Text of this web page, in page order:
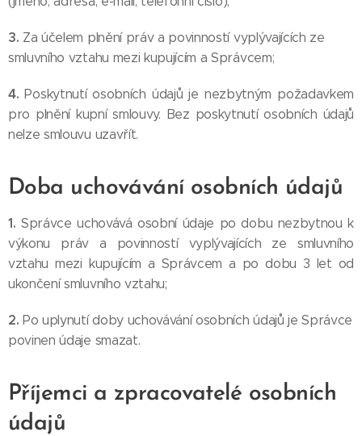
3. Za účelem plnění práv a povinností vyplývajících ze
smluvního vztahu mezi kupujícím a Správcem;
4. Poskytnutí osobních údajů je nezbytným požadavkem
pro plnění kupní smlouvy. Bez poskytnutí osobních údajů
nelze smlouvu uzavřít.
Doba uchovávání osobních údajů
1. Správce uchovává osobní údaje po dobu nezbytnou k
výkonu práv a povinností vyplývajících ze smluvního
vztahu mezi kupujícím a Správcem a po dobu 3 let od
ukončení smluvního vztahu;
2.Po uplynutí doby uchovávání osobních údajů je Správce
povinen údaje smazat.
Příjemci a zpracovatelé osobních
údajů